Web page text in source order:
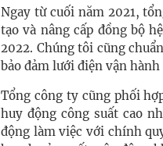
Ngay từ cuối năm 2021,
tạo và nâng cấp đồng bộ
2022. Chúng tôi cũng
bảo đảm lưới điện vận
Tổng công ty cũng phối
huy động công suất cao
động làm việc với chính